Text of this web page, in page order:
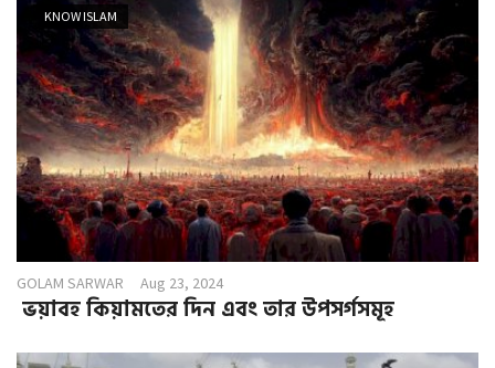
KNOW ISLAM
GOLAM SARWAR Aug 23, 2024
ভয়াবহ কিয়ামতের দিন এবং তার উপসর্গসমূহ